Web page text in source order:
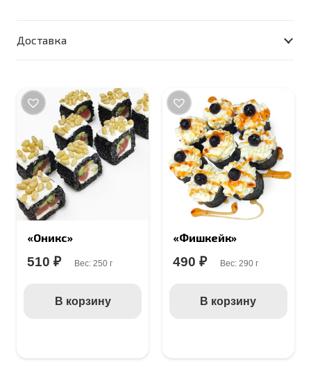
Доставка
«Оникс»
510 ₽ Вес:250 г
В корзину
«Фишкейк»
490 ₽ Вес: 290 г
В корзину